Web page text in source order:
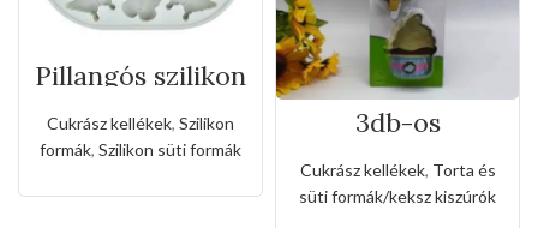
Pillangós szilikon
forma
Cukrász kellékek, Szilikon
formák, Szilikon süti formák
3db-os
kiszúró készlet
fagyi és muffin
alakkal
Cukrász kellékek, Torta és
süti formák/keksz kiszúrók